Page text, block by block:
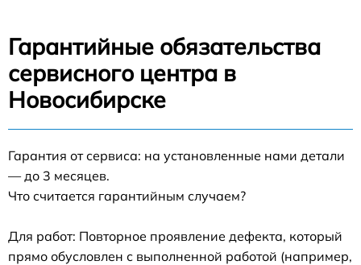
Гарантийные обязательства
сервисного центра в
Новосибирске
Гарантия от сервиса: на установленные нами детали
— до 3 месяцев.
Что считается гарантийным случаем?
Для работ: Повторное проявление дефекта, который
прямо обусловлен с выполненной работой (например,